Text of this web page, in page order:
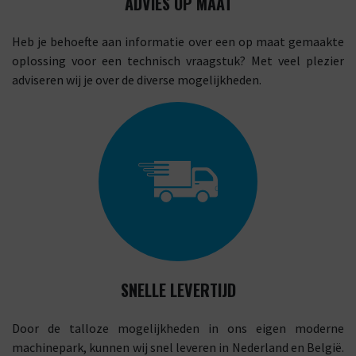
Heb je behoefte aan informatie over een op maat gemaakte
oplossing voor een technisch vraagstuk? Met veel plezier
adviseren wij je over de diverse mogelijkheden.
SNELLE LEVERTIJD
Door de talloze mogelijkheden in ons eigen moderne
machinepark, kunnen wij snel leveren in Nederland en België.